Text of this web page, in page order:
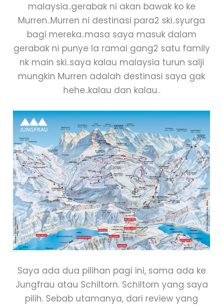
malaysia..gerabak ni akan bawak ko ke
Murren..Murren ni destinasi para2 ski..syurga
bagi mereka..masa saya masuk dalam
gerabak ni punye la ramai gang2 satu family
nk main ski..saya kalau malaysia turun salji
mungkin Murren adalah destinasi saya gak
hehe..kalau dan kalau..
Saya ada dua pilihan pagi ini, sama ada ke
Jungfrau atau Schiltorn. Schiltorn yang saya
pilih. Sebab utamanya, dari review yang